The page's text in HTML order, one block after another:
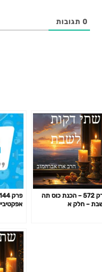
0 תגובות
פרק 572 – הכנת כוס תה
– חלק א